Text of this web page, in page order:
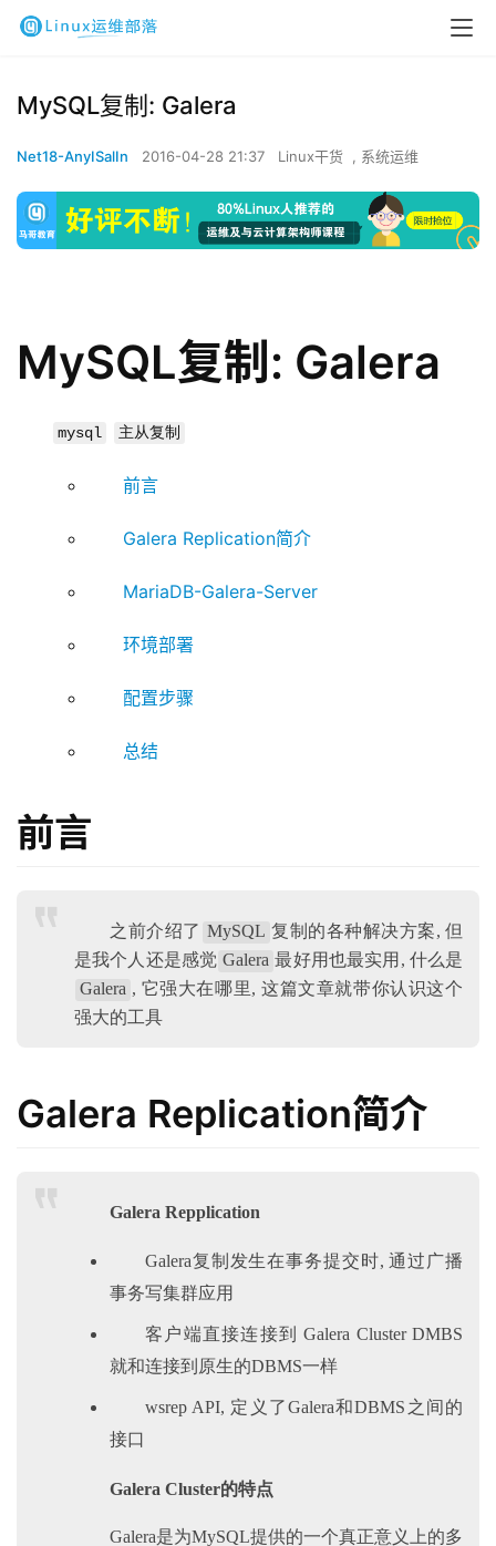
MySQL复制: Galera
Net18-AnyISalIn 2016-04-28 21:37 Linux干货 , 系统运维
MySQL复制: Galera
mysql 主从复制
前言
Galera Replication简介
MariaDB-Galera-Server
环境部署
配置步骤
总结
前言
之前介绍了 MySQL 复制的各种解决方案, 但
是我个人还是感觉 Galera 最好用也最实用, 什么是
Galera , 它强大在哪里, 这篇文章就带你认识这个
强大的工具
Galera Replication简介
Galera Repplication
Galera复制发生在事务提交时, 通过广播
事务写集群应用
客户端直接连接到 Galera Cluster DMBS
就和连接到原生的DBMS一样
wsrep API, 定义了Galera和DBMS之间的
接口
Galera Cluster的特点
Galera是为MySQL提供的一个真正意义上的多